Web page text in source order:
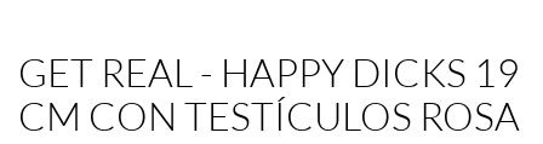
GET REAL - HAPPY DICKS 19
CM CON TESTÍCULOS ROSA